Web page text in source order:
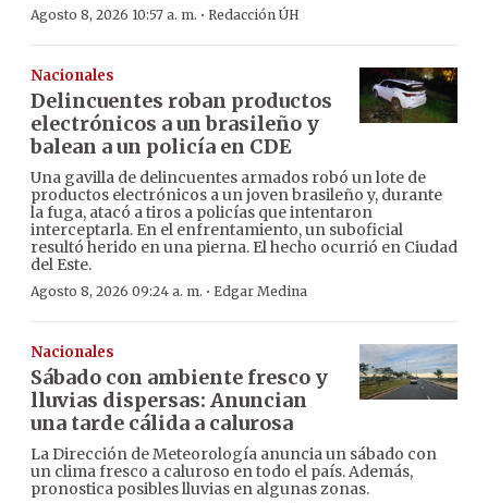
Agosto 8, 2026 10:57 a. m. · Redacción ÚH
Nacionales
Delincuentes roban productos
electrónicos a un brasileño y
balean a un policía en CDE
Una gavilla de delincuentes armados robó un lote de
productos electrónicos a un joven brasileño y, durante
la fuga, atacó a tiros a policías que intentaron
interceptarla. En el enfrentamiento, un suboficial
resultó herido en una pierna. El hecho ocurrió en Ciudad
del Este.
Agosto 8, 2026 09:24 a. m. · Edgar Medina
Nacionales
Sábado con ambiente fresco y
lluvias dispersas: Anuncian
una tarde cálida a calurosa
La Dirección de Meteorología anuncia un sábado con
un clima fresco a caluroso en todo el país. Además,
pronostica posibles lluvias en algunas zonas.